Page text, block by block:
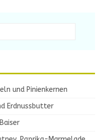
und Pinienkernen
Erdnussbutter